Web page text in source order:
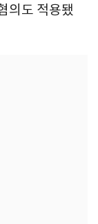
의도 적용됐